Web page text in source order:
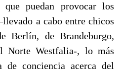
puedan provocar los
a cabo entre chicos
Berlín, de Brandeburgo,
Norte Westfalia-, lo más
conciencia acerca del